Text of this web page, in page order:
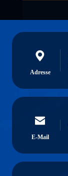
Adresse
E-Mail